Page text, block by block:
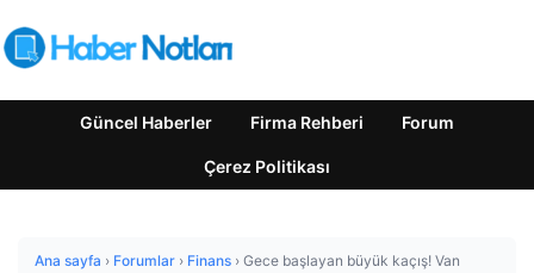
Güncel Haberler Firma Rehberi Forum
Çerez Politikası
Ana sayfa › Forumlar › Finans › Gece başlayan büyük kaçış! Van